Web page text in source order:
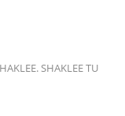
SHAKLEE TU